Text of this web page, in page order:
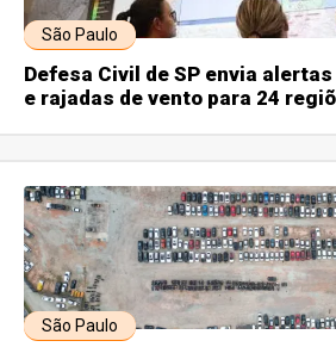
São Paulo
Defesa Civil de SP envia
e rajadas de vento para 24
São Paulo